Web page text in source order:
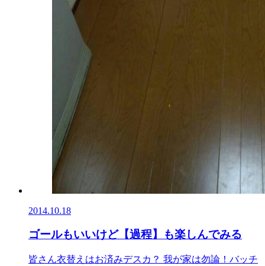
2014.10.18
ゴールもいいけど【過程】も楽しんでみる
皆さん衣替えはお済みデスカ？ 我が家は勿論！バッチ